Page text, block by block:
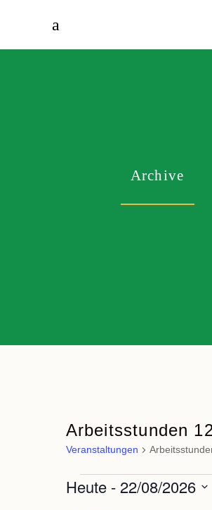
Archive
Arbeitsstunden
Veranstaltungen
Veranstaltungen
Heute - 22/08/2026